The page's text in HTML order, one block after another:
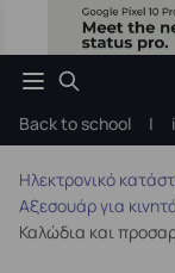
Back to school |
Ηλεκτρονικό
Αξεσουάρ για
Καλώδια και